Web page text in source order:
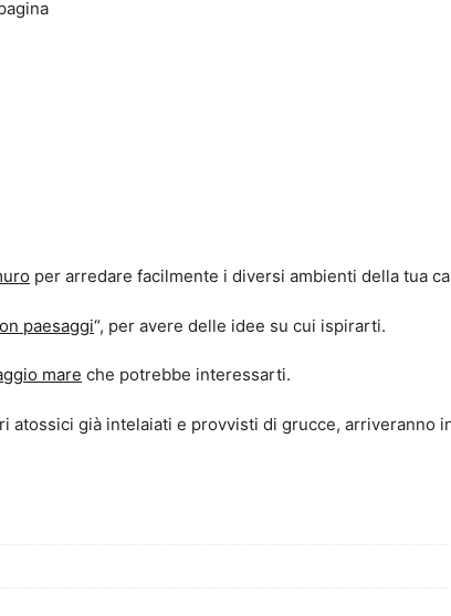
per arredare facilmente i diversi ambienti della tua
paesaggi“, per avere delle idee su cui ispirarti.
mare che potrebbe interessarti.
già intelaiati e provvisti di grucce, arriveranno